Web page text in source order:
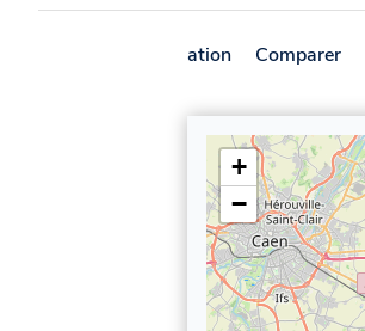
Présentation Comparer
+
−